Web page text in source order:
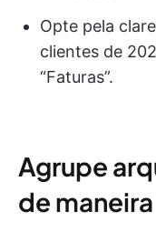
Opte pela
clientes de
“Faturas”.
Agrupe
de